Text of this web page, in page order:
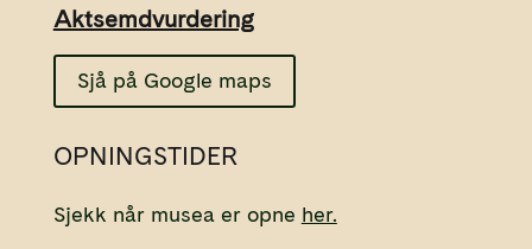
Aktsemdvurdering
Sjå på Google maps
OPNINGSTIDER
Sjekk når musea er opne her.